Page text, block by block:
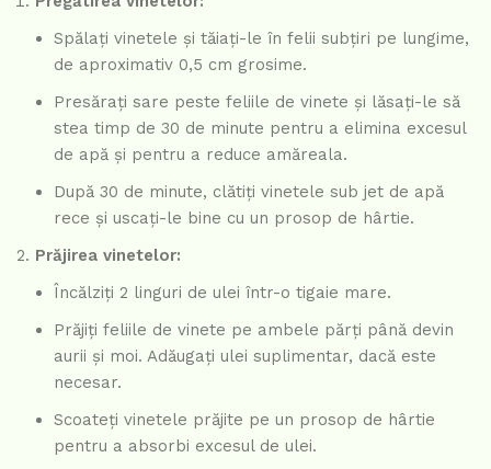
Spălați vinetele și tăiați-le în felii subțiri pe lungime,
de aproximativ 0,5 cm grosime.
Presărați sare peste feliile de vinete și lăsați-le să
stea timp de 30 de minute pentru a elimina excesul
de apă și pentru a reduce amăreala.
După 30 de minute, clătiți vinetele sub jet de apă
rece și uscați-le bine cu un prosop de hârtie.
Prăjirea vinetelor:
Încălziți 2 linguri de ulei într-o tigaie mare.
Prăjiți feliile de vinete pe ambele părți până devin
aurii și moi. Adăugați ulei suplimentar, dacă este
necesar.
Scoateți vinetele prăjite pe un prosop de hârtie
pentru a absorbi excesul de ulei.